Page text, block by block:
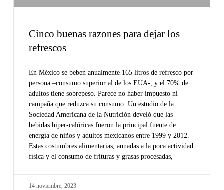
Cinco buenas razones para dejar los
refrescos
En México se beben anualmente 165 litros de refresco por
persona –consumo superior al de los EUA-, y el 70% de
adultos tiene sobrepeso. Parece no haber impuesto ni
campaña que reduzca su consumo. Un estudio de la
Sociedad Americana de la Nutrición develó que las
bebidas hiper-calóricas fueron la principal fuente de
energía de niños y adultos mexicanos entre 1999 y 2012.
Estas costumbres alimentarias, aunadas a la poca actividad
física y el consumo de frituras y grasas procesadas,
14 noviembre, 2023